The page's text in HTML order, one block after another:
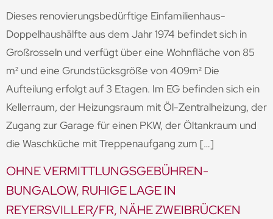
Dieses renovierungsbedürftige Einfamilienhaus-
Doppelhaushälfte aus dem Jahr 1974 befindet sich in
Großrosseln und verfügt über eine Wohnfläche von 85
m² und eine Grundstücksgröße von 409m² Die
Aufteilung erfolgt auf 3 Etagen. Im EG befinden sich ein
Kellerraum, der Heizungsraum mit Öl-Zentralheizung, der
Zugang zur Garage für einen PKW, der Öltankraum und
die Waschküche mit Treppenaufgang zum […]
OHNE VERMITTLUNGSGEBÜHREN-
BUNGALOW, RUHIGE LAGE IN
REYERSVILLER/FR, NÄHE ZWEIBRÜCKEN